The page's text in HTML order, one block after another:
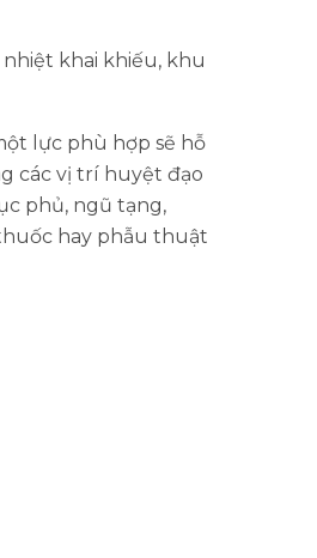
khai khiếu, khu
lực phù hợp sẽ hỗ
các vị trí huyệt đạo
phủ, ngũ tạng,
hay phẫu thuật